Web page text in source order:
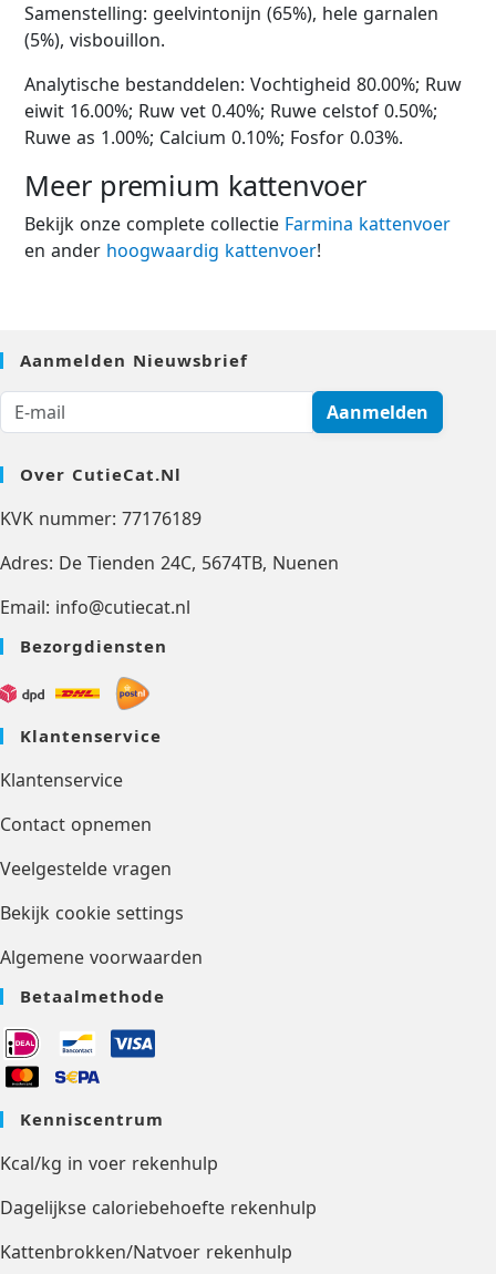
Samenstelling: geelvintonijn (65%), hele garnalen
(5%), visbouillon.
Analytische bestanddelen: Vochtigheid 80.00%; Ruw
eiwit 16.00%; Ruw vet 0.40%; Ruwe celstof 0.50%;
Ruwe as 1.00%; Calcium 0.10%; Fosfor 0.03%.
Meer premium kattenvoer
Bekijk onze complete collectie Farmina kattenvoer
en ander hoogwaardig kattenvoer!
Aanmelden Nieuwsbrief
Aanmelden
Over CutieCat.nl
KVK nummer: 77176189
Adres: De Tienden 24C, 5674TB, Nuenen
Email: info@cutiecat.nl
Bezorgdiensten
Klantenservice
Klantenservice
Contact opnemen
Veelgestelde vragen
Bekijk cookie settings
Algemene voorwaarden
Betaalmethode
Kenniscentrum
Kcal/kg in voer rekenhulp
Dagelijkse caloriebehoefte rekenhulp
Kattenbrokken/Natvoer rekenhulp